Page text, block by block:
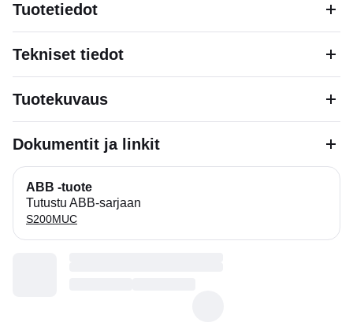
Tuotetiedot
Tekniset tiedot
Tuotekuvaus
Dokumentit ja linkit
ABB -tuote
Tutustu ABB-sarjaan
S200MUC